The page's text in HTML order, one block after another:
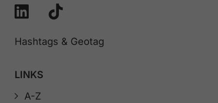
Hashtags & Geotag
LINKS
A-Z